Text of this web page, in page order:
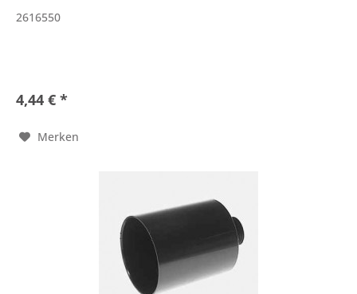
2616550
4,44 € *
Merken